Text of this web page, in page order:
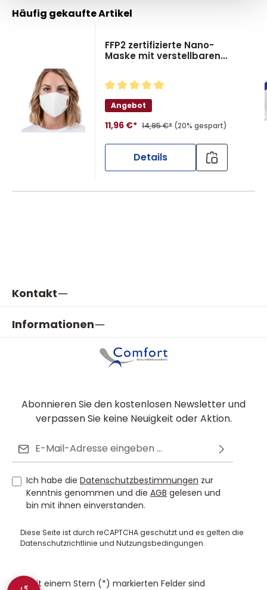
Produktgalerie überspringen
Häufig gekaufte Artikel
FFP2 zertifizierte Nano-
Maske mit verstellbaren
Ohrclips Limited Edition
Durchschnittliche Bewertung von
Angebot
11,96 €* 14,95 €* (20% gespart)
Details
Kontakt
Informationen
Abonnieren Sie den kostenlosen Newsletter und
verpassen Sie keine Neuigkeit oder Aktion.
E-Mail-Adresse*
Ich habe die Datenschutzbestimmungen zur
Kenntnis genommen und die AGB gelesen und
bin mit ihnen einverstanden.
Diese Seite ist durch reCAPTCHA geschützt und es gelten die
Datenschutzrichtlinie und Nutzungsbedingungen.
Die mit einem Stern (*) markierten Felder sind